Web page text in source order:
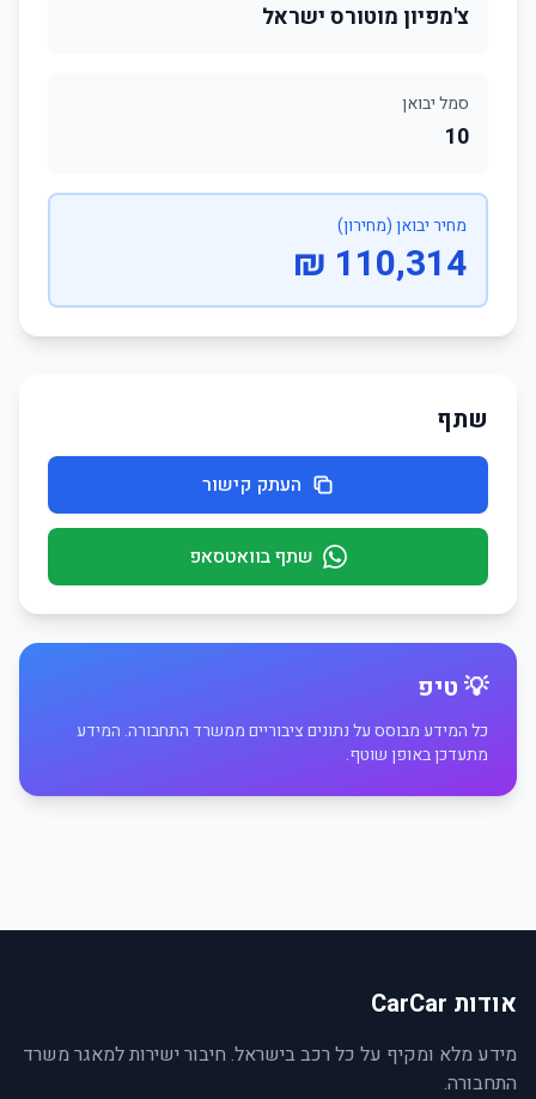
צ'מפיון מוטורס ישראל
סמל יבואן
10
מחיר יבואן (מחירון)
110,314 ₪
שתף
העתק קישור
שתף בוואטסאפ
💡 טיפ
כל המידע מבוסס על נתונים ציבוריים ממשרד התחבורה. המידע
מתעדכן באופן שוטף.
אודות CarCar
מידע מלא ומקיף על כל רכב בישראל. חיבור ישירות למאגר משרד
התחבורה.